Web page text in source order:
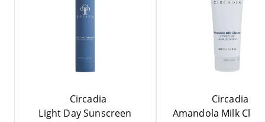
Circadia
Light Day Sunscreen
Circadia
Aman­do­la Milk